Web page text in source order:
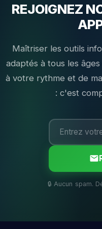
REJOIGNEZ
Maîtriser les outils
adaptés à tous les
à votre rythme et de
: c'est